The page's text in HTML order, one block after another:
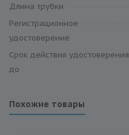
Длина трубки
Регистрационное
удостоверение
Срок действия удостоверения
до
Похожие товары